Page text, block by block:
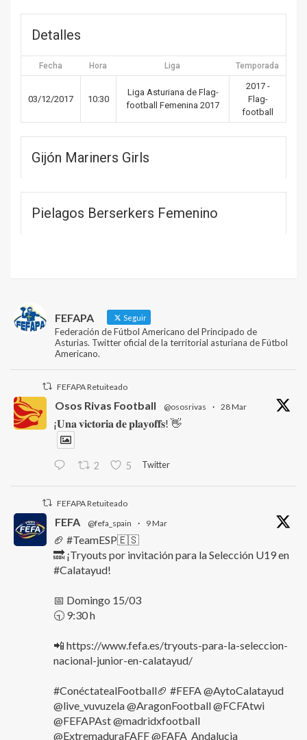
Detalles
Fecha Hora Liga Temporada
03/12/2017 10:30
Liga Asturiana de Flag-
football Femenina 2017
2017 -
Flag-
football
Gijón Mariners Girls
Pielagos Berserkers Femenino
FEFAPA Seguir
Federación de Fútbol Americano del Principado de
Asturias. Twitter oficial de la territorial asturiana de Fútbol
Americano.
FEFAPA Retuiteado
Osos Rivas Football @ososrivas · 28 Mar
¡𝐔𝐧𝐚 𝐯𝐢𝐜𝐭𝐨𝐫𝐢𝐚 𝐝𝐞 𝐩𝐥𝐚𝐲𝐨𝐟𝐟𝐬! 👋
2 5 Twitter
FEFAPA Retuiteado
FEFA @fefa_spain · 9 Mar
🏈 #TeamESP🇪🇸
🔜 ¡Tryouts por invitación para la Selección U19 en
#Calatayud!
📅 Domingo 15/03
🕤 9:30 h
📲 https://www.fefa.es/tryouts-para-la-seleccion-
nacional-junior-en-calatayud/
#ConéctatealFootball🏈 #FEFA @AytoCalatayud
@live_vuvuzela @AragonFootball @FCFAtwi
@FEFAPAst @madridxfootball
@ExtremaduraFAFF @FAFA_Andalucia